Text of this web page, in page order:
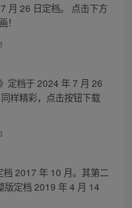
月 26 日定档。 点击下方
定档于 2024 年 7 月 26
样精彩，点击按钮下载
档 2017 年 10 月。其第二
版定档 2019 年 4 月 14